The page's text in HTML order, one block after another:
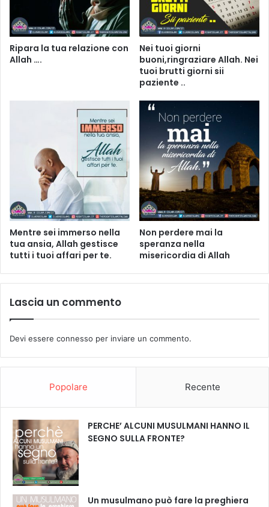
Ripara la tua relazione con
Allah ….
Nei tuoi giorni
buoni,ringraziare Allah. Nei
tuoi brutti giorni sii
paziente ..
Mentre sei immerso nella
tua ansia, Allah gestisce
tutti i tuoi affari per te.
Non perdere mai la
speranza nella
misericordia di Allah
Lascia un commento
Devi essere connesso per inviare un commento.
Popolare Recente
PERCHE’ ALCUNI MUSULMANI HANNO IL
SEGNO SULLA FRONTE?
Un musulmano può fare la preghiera